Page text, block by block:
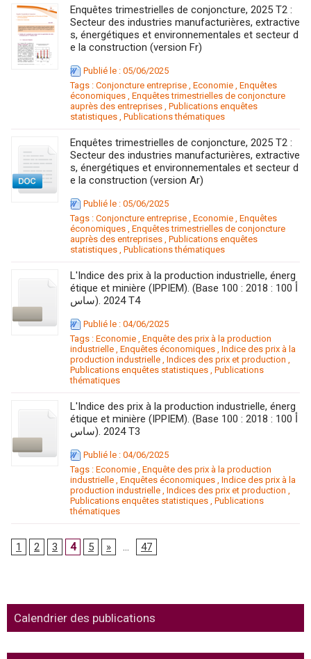
Calendrier des publications
Enquêtes trimestrielles de conjoncture, 2025 T2 :
Secteur des industries manufacturières, extractive
s, énergétiques et environnementales et secteur d
e la construction (version Fr)
Publié le : 05/06/2025
Tags : Conjoncture entreprise , Economie , Enquêtes
économiques , Enquêtes trimestrielles de conjoncture
auprès des entreprises , Publications enquêtes
statistiques , Publications thématiques
Enquêtes trimestrielles de conjoncture, 2025 T2 :
Secteur des industries manufacturières, extractive
s, énergétiques et environnementales et secteur d
e la construction (version Ar)
Publié le : 05/06/2025
Tags : Conjoncture entreprise , Economie , Enquêtes
économiques , Enquêtes trimestrielles de conjoncture
auprès des entreprises , Publications enquêtes
statistiques , Publications thématiques
L'Indice des prix à la production industrielle, énerg
étique et minière (IPPIEM). (Base 100 : 2018 : 100 أ
ساس). 2024 T4
Publié le : 04/06/2025
Tags : Economie , Enquête des prix à la production
industrielle , Enquêtes économiques , Indice des prix à la
production industrielle , Indices des prix et production ,
Publications enquêtes statistiques , Publications
thématiques
L'Indice des prix à la production industrielle, énerg
étique et minière (IPPIEM). (Base 100 : 2018 : 100 أ
ساس). 2024 T3
Publié le : 04/06/2025
Tags : Economie , Enquête des prix à la production
industrielle , Enquêtes économiques , Indice des prix à la
production industrielle , Indices des prix et production ,
Publications enquêtes statistiques , Publications
thématiques
1 2 3 4 5 » ... 47